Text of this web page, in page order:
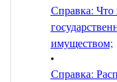
Справка: Что
имуществом;
Справка: